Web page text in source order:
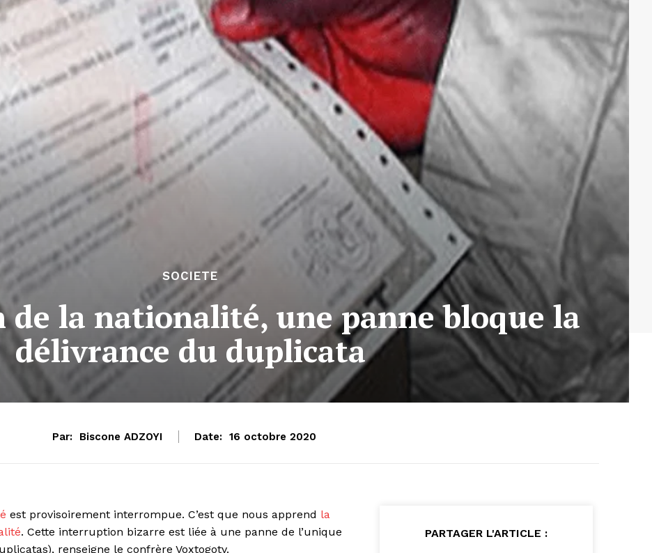
SOCIETE
la nationalité, une panne bloque la
délivrance du duplicata
Par: Biscone ADZOYI Date: 16 octobre 2020
est provisoirement interrompue. C’est que nous apprend la
. Cette interruption bizarre est liée à une panne de l’unique
renseigne le confrère Voxtogotv.
PARTAGER L'ARTICLE :